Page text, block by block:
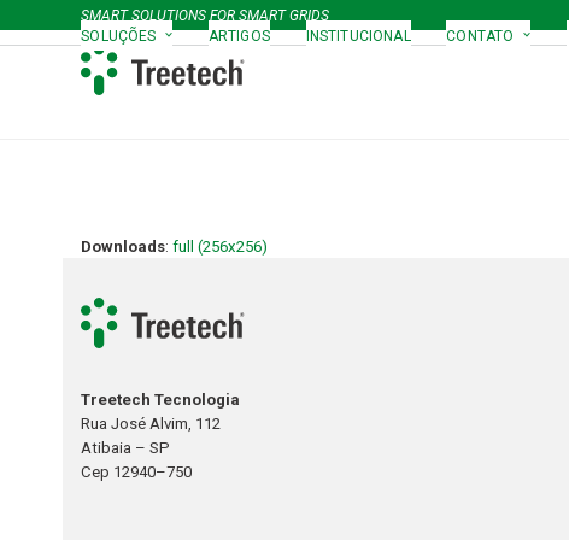
to
SMART SOLUTIONS FOR SMART GRIDS
SOLUÇÕES
ARTIGOS INSTITUCIONAL CONTATO
Downloads:full (256x256)
Treetech Tecnologia
Rua José Alvim, 112
Atibaia – SP
Cep 12940–750